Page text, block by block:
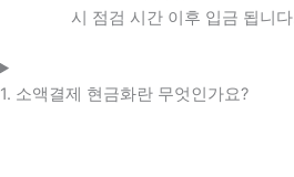
시 점검 시간 이후 입금 됩니
1. 소액결제 현금화란 무엇인가요?